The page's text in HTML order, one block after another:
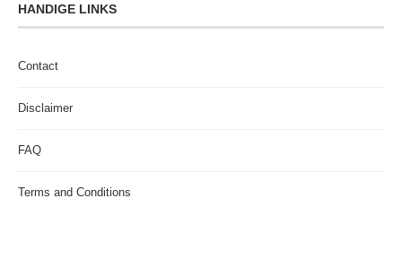
HANDIGE LINKS
Contact
Disclaimer
FAQ
Terms and Conditions